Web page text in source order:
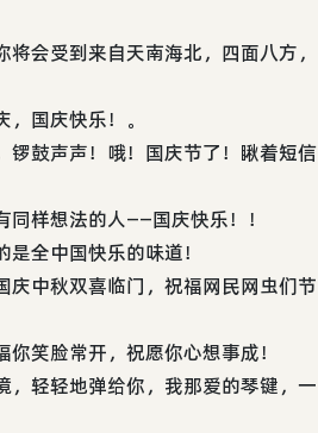
会受到来自天南海北，四面八方，
国庆快乐！。
锣鼓声声！哦！国庆节了！瞅着短信
样想法的人——国庆快乐！！
全中国快乐的味道！
中秋双喜临门，祝福网民网虫们节
笑脸常开，祝愿你心想事成！
轻轻地弹给你，我那爱的琴键，一